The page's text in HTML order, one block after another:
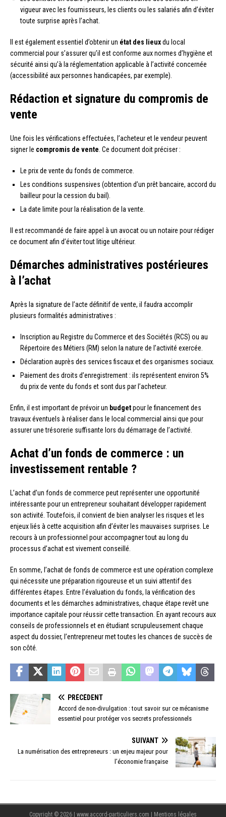
vigueur avec les fournisseurs, les clients ou les salariés afin d’éviter
toute surprise après l’achat.
Il est également essentiel d’obtenir un état des lieuxdu local
commercial pour s’assurer qu’il est conforme aux normes d’hygiène et
sécurité ainsi qu’à la réglementation applicable à l’activité concernée
(accessibilité aux personnes handicapées, par exemple).
Rédaction et signature du compromis de
vente
Une fois les vérifications effectuées, l’acheteur et le vendeur peuvent
signer le compromis de vente . Ce document doit préciser :
Le prix de vente du fonds de commerce.
Les conditions suspensives (obtention d’un prêt bancaire, accord du
bailleur pour la cession du bail).
La date limite pour la réalisation de la vente.
Il est recommandé de faire appel à un avocat ou un notaire pour rédiger
ce document afin d’éviter tout litige ultérieur.
Démarches administratives postérieures
à l’achat
Après la signature de l’acte définitif de vente, il faudra accomplir
plusieurs formalités administratives :
Inscription au Registre du Commerce et des Sociétés (RCS) ou au
Répertoire des Métiers (RM) selon la nature de l’activité exercée.
Déclaration auprès des services fiscaux et des organismes sociaux.
Paiement des droits d’enregistrement : ils représentent environ 5%
du prix de vente du fonds et sont dus par l’acheteur.
Enfin, il est important de prévoir un budgetpour le financement des
travaux éventuels à réaliser dans le local commercial ainsi que pour
assurer une trésorerie suffisante lors du démarrage de l’activité.
Achat d’un fonds de commerce : un
investissement rentable ?
L’achat d’un fonds de commerce peut représenter une opportunité
intéressante pour un entrepreneur souhaitant développer rapidement
son activité. Toutefois, il convient de bien analyser les risques et les
enjeux liés à cette acquisition afin d’éviter les mauvaises surprises. Le
recours à un professionnel pour accompagner tout au long du
processus d’achat est vivement conseillé.
En somme, l’achat de fonds de commerce est une opération complexe
qui nécessite une préparation rigoureuse et un suivi attentif des
différentes étapes. Entre l’évaluation du fonds, la vérification des
documents et les démarches administratives, chaque étape revêt une
importance capitale pour réussir cette transaction. En ayant recours aux
conseils de professionnels et en étudiant scrupuleusement chaque
aspect du dossier, l’entrepreneur met toutes les chances de succès de
son côté.
PRÉCÉDENT
Accord de non-divulgation : tout savoir sur ce mécanisme
essentiel pour protéger vos secrets professionnels
SUIVANT
La numérisation des entrepreneurs : un enjeu majeur pour
l’économie française
Copyright © 2026 | www.accord-particuliers.com | Mentions légales